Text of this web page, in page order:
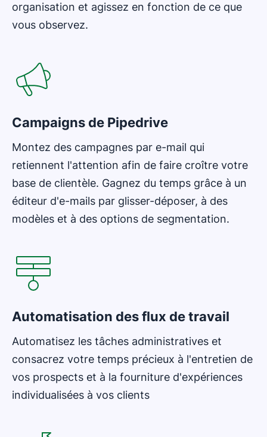
organisation et agissez en fonction de ce que
vous observez.
Campaigns de Pipedrive
Montez des campagnes par e-mail qui
retiennent l'attention afin de faire croître votre
base de clientèle. Gagnez du temps grâce à un
éditeur d'e-mails par glisser-déposer, à des
modèles et à des options de segmentation.
Automatisation des flux de travail
Automatisez les tâches administratives et
consacrez votre temps précieux à l'entretien de
vos prospects et à la fourniture d'expériences
individualisées à vos clients